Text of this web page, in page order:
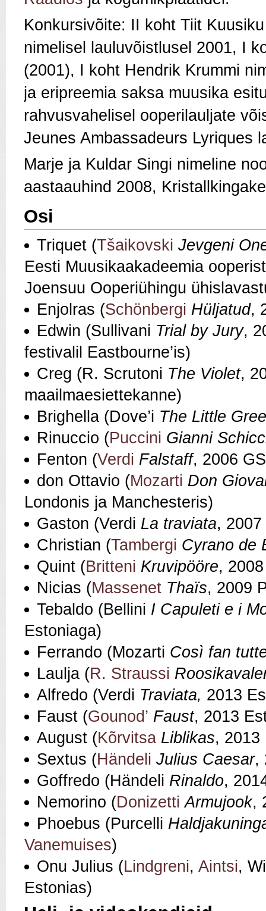
Konkursivõite: II koht Tiit
nimelisel lauluvõistlusel 2001, I
(2001), I koht Hendrik Krummi
ja eripreemia saksa muusika
rahvusvahelisel ooperilauljate
Jeunes Ambassadeurs Lyriques
Marje ja Kuldar Singi nimeline
aastaauhind 2008,
Osi
Triquet (Tšaikovski Jevgeni
Eesti Muusikaakadeemia
Joensuu Ooperiühingu
Enjolras (Schönbergi Hüljatud,
Edwin (Sullivani Trial by Jury,
festivalil Eastbourne’is)
Creg (R. Scrutoni The Violet,
maailmaesiettekanne)
Brighella (Dove’i The Little
Rinuccio (Puccini Gianni
Fenton (Verdi Falstaff, 2006
don Ottavio (Mozarti Don
Londonis ja Manchesteris)
Gaston (Verdi La traviata,
Christian (Tambergi Cyrano de
Quint (Britteni Kruvipööre,
Nicias (Massenet Thaïs, 2009
Tebaldo (Bellini I Capuleti e i
Estoniaga)
Ferrando (Mozarti Così fan
Laulja (R. Straussi
Alfredo (Verdi Traviata, 2013
Faust (Gounod’ Faust, 2013
August (Kõrvitsa Liblikas, 2013
Sextus (Händeli Julius Caesar,
Goffredo (Händeli Rinaldo,
Nemorino (Donizetti Armujook,
Phoebus (Purcelli
Vanemuises)
Onu Julius (Lindgreni, Aintsi,
Estonias)